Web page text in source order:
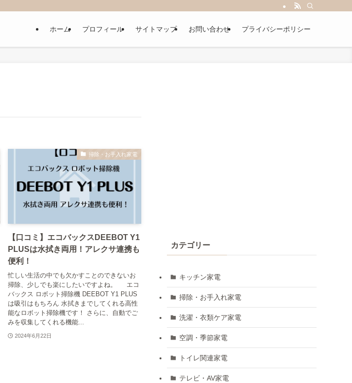
ホーム プロフィール サイトマップ お問い合わせ プライバシーポリシー
掃除・お手入れ家電
【口コミ】エコバックスDEEBOT Y1
PLUSは水拭き両用！アレクサ連携も
便利！
忙しい生活の中でも欠かすことのできないお
掃除、少しでも楽にしたいですよね。 エコ
バックス ロボット掃除機 DEEBOT Y1 PLUS
は吸引はもちろん 水拭きまでしてくれる高性
能なロボット掃除機です！ さらに、自動でご
みを収集してくれる機能...
2024年6月22日
カテゴリー
キッチン家電
掃除・お手入れ家電
洗濯・衣類ケア家電
空調・季節家電
トイレ関連家電
テレビ・AV家電